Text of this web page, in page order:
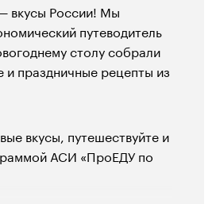
вкусы России! Мы
путеводитель
столу собрали
и праздничные рецепты из
вкусы, путешествуйте и
АСИ «ПроЕДУ по